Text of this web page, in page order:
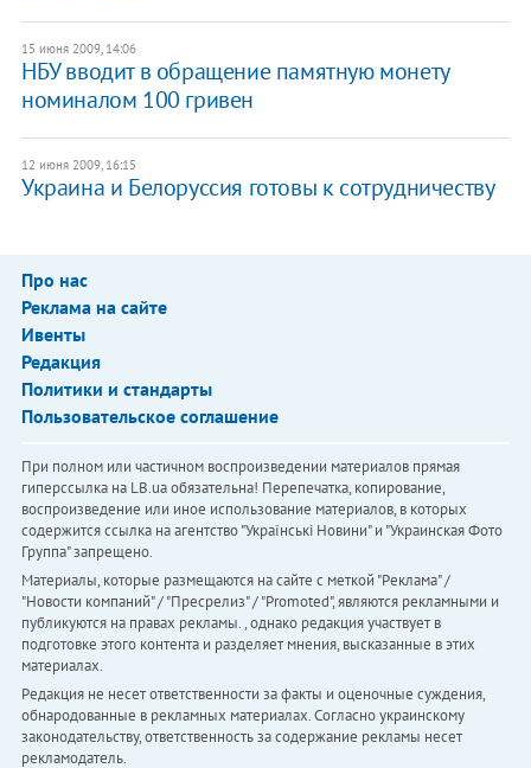
15 июня 2009, 14:06
НБУ вводит в обращение памятную монету
номиналом 100 гривен
12 июня 2009, 16:15
Украина и Белоруссия готовы к сотрудничеству
Про нас
Реклама на сайте
Ивенты
Редакция
Политики и стандарты
Пользовательское соглашение
При полном или частичном воспроизведении материалов прямая
гиперссылка на LB.ua обязательна! Перепечатка, копирование,
воспроизведение или иное использование материалов, в которых
содержится ссылка на агентство "Українськi Новини" и "Украинская Фото
Группа" запрещено.
Материалы, которые размещаются на сайте с меткой "Реклама" /
"Новости компаний" / "Пресрелиз" / "Promoted", являются рекламными и
публикуются на правах рекламы. , однако редакция участвует в
подготовке этого контента и разделяет мнения, высказанные в этих
материалах.
Редакция не несет ответственности за факты и оценочные суждения,
обнародованные в рекламных материалах. Согласно украинскому
законодательству, ответственность за содержание рекламы несет
рекламодатель.